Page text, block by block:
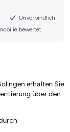
erhalten Sie
über den